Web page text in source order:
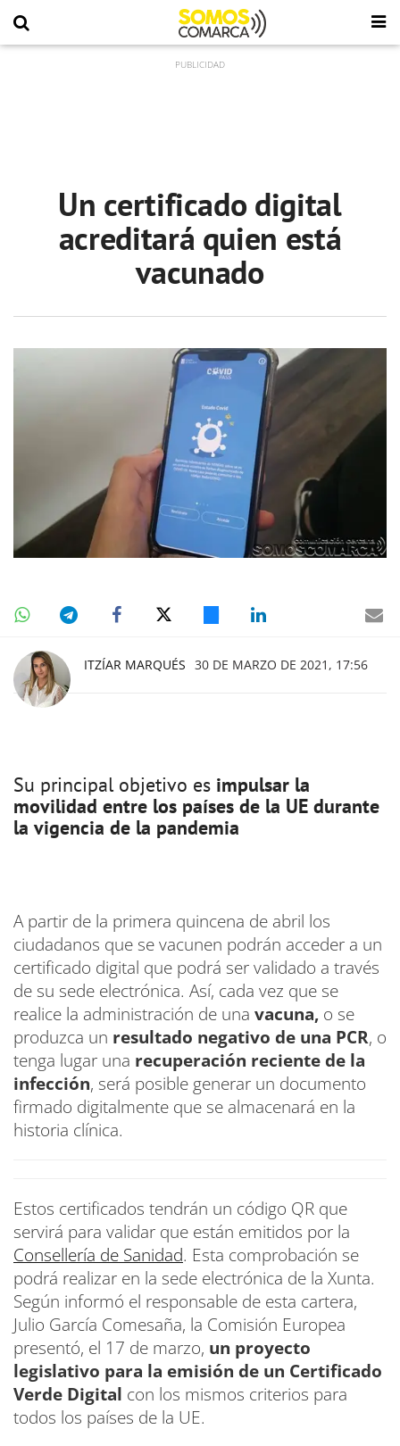
Un certificado digital
acreditará quien está
vacunado
ITZÍAR MARQUÉS 30 DE MARZO DE 2021, 17:56
Su principal objetivo es impulsar la
movilidad entre los países de la UE durante
la vigencia de la pandemia
A partir de la primera quincena de abril los
ciudadanos que se vacunen podrán acceder a un
certificado digital que podrá ser validado a través
de su sede electrónica. Así, cada vez que se
realice la administración de una vacuna, o se
produzca un resultado negativo de una PCR, o
tenga lugar una recuperación reciente de la
infección, será posible generar un documento
firmado digitalmente que se almacenará en la
historia clínica.
Estos certificados tendrán un código QR que
servirá para validar que están emitidos por la
Consellería de Sanidad. Esta comprobación se
podrá realizar en la sede electrónica de la Xunta.
Según informó el responsable de esta cartera,
Julio García Comesaña, la Comisión Europea
presentó, el 17 de marzo, un proyecto
legislativo para la emisión de un Certificado
Verde Digital con los mismos criterios para
todos los países de la UE.